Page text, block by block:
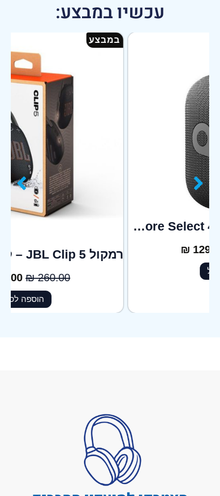
עכשיו במבצע:
רמקול JBL Clip 5 – קטן בגודל, ענק בצליל
₪